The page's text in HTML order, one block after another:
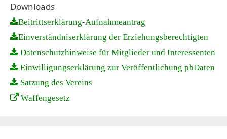
Downloads
Beitrittserklärung-Aufnahmeantrag
Einverständniserklärung der Erziehungsberechtigten
Datenschutzhinweise für Mitglieder und Interessenten
Einwilligungserklärung zur Veröffentlichung pbDaten
Satzung des Vereins
Waffengesetz